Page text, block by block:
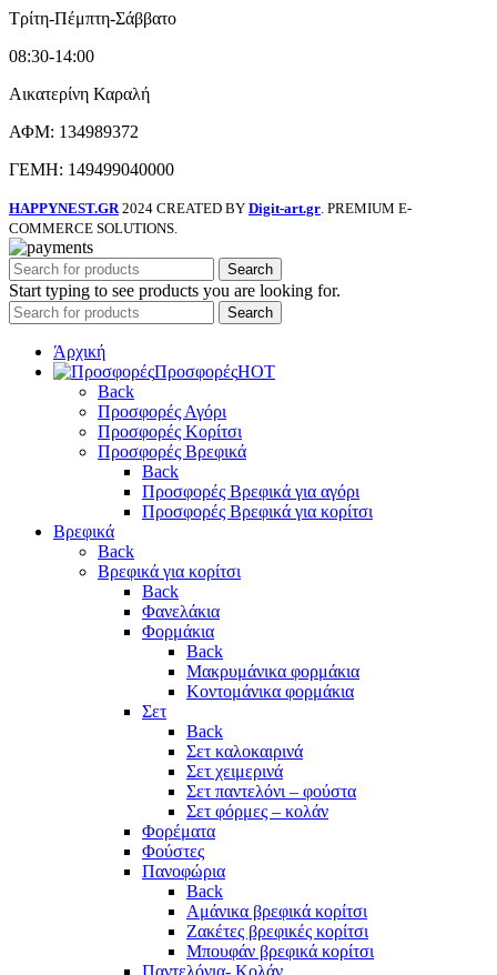
Τρίτη-Πέμπτη-Σάββατο
08:30-14:00
Αικατερίνη Καραλή
ΑΦΜ: 134989372
ΓΕΜΗ: 149499040000
HAPPYNEST.GR 2024 CREATED BY Digit-art.gr . PREMIUM E-
COMMERCE SOLUTIONS.
Search
Start typing to see products you are looking for.
Search
Άρχική
ΠροσφορέςHOT
Back
Προσφορές Αγόρι
Προσφορές Κορίτσι
Προσφορές Βρεφικά
Back
Προσφορές Βρεφικά για αγόρι
Προσφορές Βρεφικά για κορίτσι
Βρεφικά
Back
Βρεφικά για κορίτσι
Back
Φανελάκια
Φορμάκια
Back
Μακρυμάνικα φορμάκια
Κοντομάνικα φορμάκια
Σετ
Back
Σετ καλοκαιρινά
Σετ χειμερινά
Σετ παντελόνι – φούστα
Σετ φόρμες – κολάν
Φορέματα
Φούστες
Πανοφώρια
Back
Αμάνικα βρεφικά κορίτσι
Ζακέτες βρεφικές κορίτσι
Μπουφάν βρεφικά κορίτσι
Παντελόνια- Κολάν